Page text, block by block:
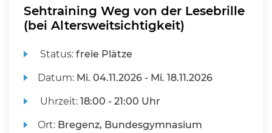
Sehtraining Weg von der Lesebrille
(bei Altersweitsichtigkeit)
Status:freie Plätze
Datum: Mi. 04.11.2026 - Mi. 18.11.2026
Uhrzeit:18:00 - 21:00 Uhr
Ort: Bregenz, Bundesgymnasium